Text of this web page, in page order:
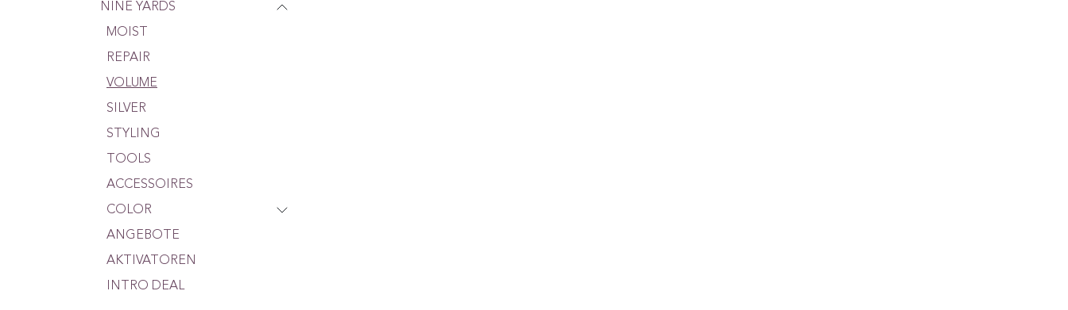
NINE YARDS
MOIST
REPAIR
VOLUME
SILVER
STYLING
TOOLS
ACCESSOIRES
COLOR
ANGEBOTE
AKTIVATOREN
INTRO DEAL